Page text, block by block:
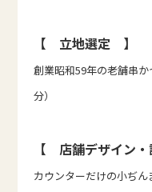
【 立地選定 】
創業昭和59年の老舗串
分）
【 店舗デザイン
カウンターだけの小ぢ